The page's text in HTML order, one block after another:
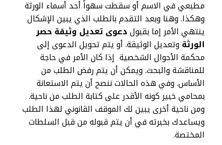
مطبعي في الاسم أو سقطت سهواً أحد أسماء الورثة
وهكذا. وهنا وبعد التقدم بالطلب الذي يبين الإشكال
ينتهي الأمر إما بقبولدعوى تعديل وثيقة حصر
الورثةوتعديل الوثيقة. أو يتم تحويل الدعوى إلى
محكمة الأحوال الشخصية إذا كان الأمر في حاجة
للمناقشة والبحث. ويمكن أن يتم رفض الطلب من
الأساس. وفي هذه الحالات ننصح أن يتم الاستعانة
بمحامي خبير كونه الأقدر على كتابة الطلب من ناحية.
ومن ناحية أخرى يبين لك الموقف القانوني لهذا الطلب
ويساعدك بخبرته في أن يتم قبوله من قبل السلطات
المختصة.